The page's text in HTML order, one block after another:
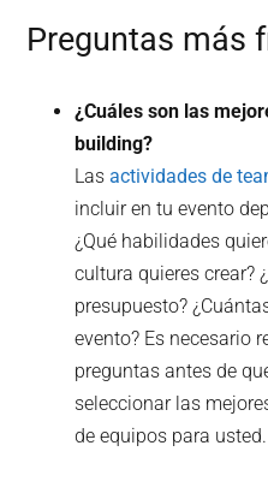
Preguntas más
¿Cuáles son las
building?
Lasactividades de
incluir en tu evento
¿Qué habilidades
cultura quieres crear?
presupuesto?
evento? Es necesario
preguntas antes de
seleccionar las
de equipos para usted.